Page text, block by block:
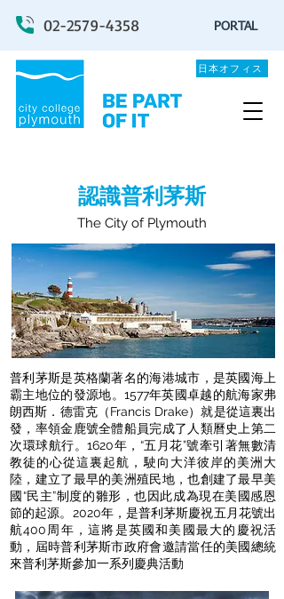
日本オフィス
02-2579-4358 PORTAL
認識普利茅斯
The City of Plymouth
普利茅斯是英格蘭著名的海港城市，是英國海上
霸主地位的發源地。1577年英國卓越的航海家弗
朗西斯．德雷克（Francis Drake）就是從這裏出
發，率領金鹿號全體船員完成了人類曆史上第二
次環球航行。1620年，“五月花”號牽引著無數清
教徒的心從這裏起航，駛向大洋彼岸的美洲大
陸，建立了最早的美洲殖民地，也創建了最早美
國“民主”制度的雛形，也因此成為現在美國感恩
節的起源。2020年，是普利茅斯慶祝五月花號出
航400周年，這將是英國和美國最大的慶祝活
動，屆時普利茅斯市政府會邀請當任的美國總統
來普利茅斯參加一系列慶典活動